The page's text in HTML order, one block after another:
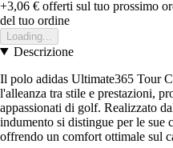
+3,06 € offerti sul tuo prossimo
del tuo ordine
Loading...
Descrizione
Il polo adidas Ultimate365 Tour
l'alleanza tra stile e prestazioni,
appassionati di golf. Realizzato
indumento si distingue per le sue
offrendo un comfort ottimale sul